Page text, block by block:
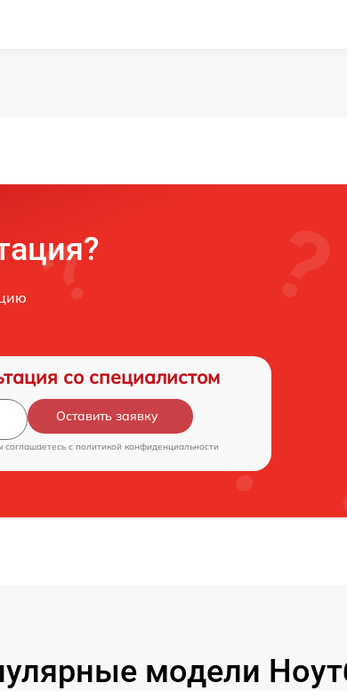
со специалистом
Оставить заявку
соглашаетесь c политикой конфиденциальности
модели